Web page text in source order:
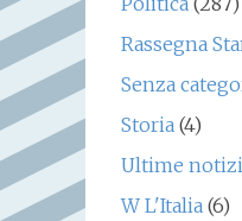
Rassegna
Senza
Storia(4)
Ultime
W L'Italia(6)